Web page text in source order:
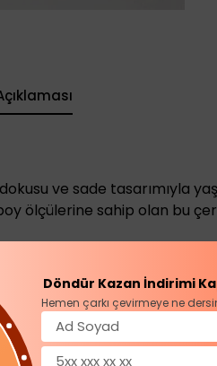
ve sade tasarımıyla
ölçülerine sahip olan bu
tasarımı sayesinde
çerçevesi sayesinde hem
olan özel
Döndür Kazan İndirimi
Hemen çarkı çevirmeye ne